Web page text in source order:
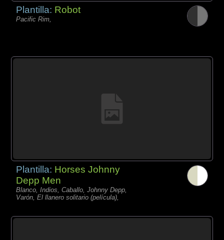
Plantilla: Robot
Pacific Rim,
Plantilla: Horses Johnny
Depp Men
Blanco, Indios, Caballo, Johnny Depp,
Varón, El llanero solitario (película),